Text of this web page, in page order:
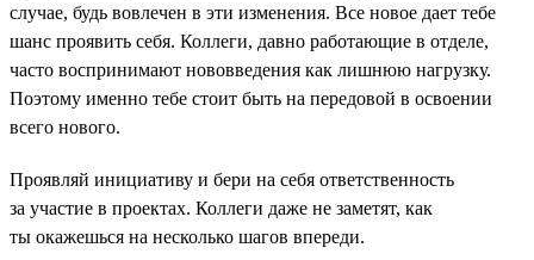
случае, будь вовлечен в эти изменения. Все новое дает тебе
шанс проявить себя. Коллеги, давно работающие в отделе,
часто воспринимают нововведения как лишнюю нагрузку.
Поэтому именно тебе стоит быть на передовой в освоении
всего нового.
Проявляй инициативу и бери на себя ответственность
за участие в проектах. Коллеги даже не заметят, как
ты окажешься на несколько шагов впереди.